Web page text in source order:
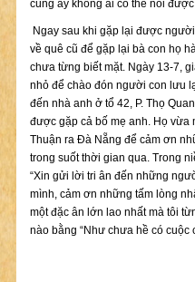
cùng ấy không ai có thể nói
Ngay sau khi gặp lại được
về quê cũ để gặp lại bà con họ
chưa từng biết mặt. Ngày 13-7,
nhỏ để chào đón người con lưu
đến nhà anh ở tổ 42, P. Thọ
được gặp cả bố mẹ anh. Họ vừa
Thuận ra Đà Nẵng để cảm ơn
trong suốt thời gian qua. Trong
“Xin gửi lời tri ân đến những
mình, cảm ơn những tấm lòng
một đặc ân lớn lao nhất mà tôi
nào bằng “Như chưa hề có cuộc